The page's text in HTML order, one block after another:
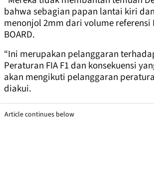
bahwa sebagian papan lantai kiri
menonjol 2mm dari volume referensi
BOARD.
“Ini merupakan pelanggaran
Peraturan FIA F1 dan konsekuensi
akan mengikuti pelanggaran
diakui.
Article continues below